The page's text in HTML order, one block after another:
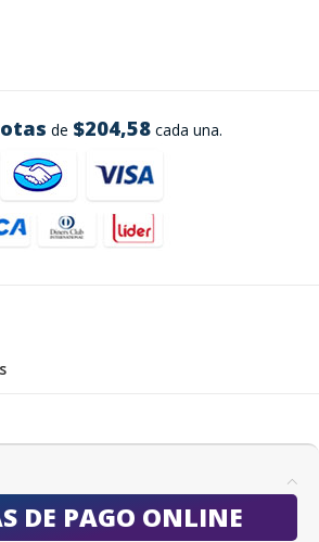
de $204,58 cada una.
DE PAGO ONLINE